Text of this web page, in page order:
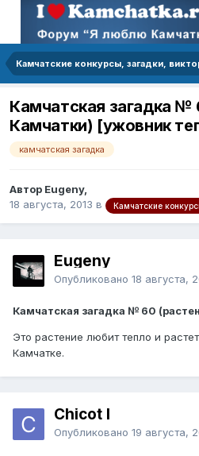
Камчатские конкурсы, загадки,
Камчатская загадка №
Камчатки) [ужовник
камчатская загадка
Автор Eugeny,
18 августа, 2013 в Камчатские
Eugeny
Опубликовано 18 августа,
Камчатская загадка № 60
Это растение любит тепло и
Камчатке.
Chicot I
Опубликовано 19 августа,